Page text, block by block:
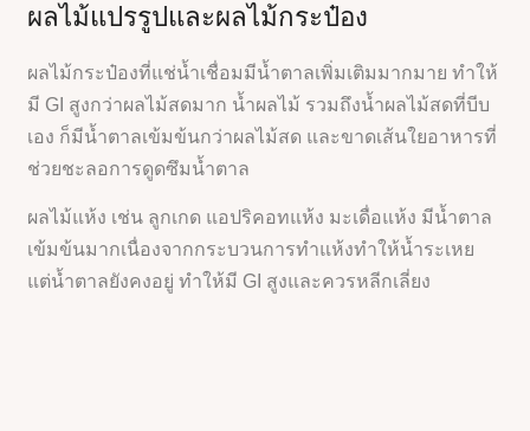
ผลไม้แปรรูปและผลไม้กระป๋อง
ผลไม้กระป๋องที่แช่น้ำเชื่อมมีน้ำตาลเพิ่มเติมมากมาย ทำให้
มี GI สูงกว่าผลไม้สดมาก น้ำผลไม้ รวมถึงน้ำผลไม้สดที่บีบ
เอง ก็มีน้ำตาลเข้มข้นกว่าผลไม้สด และขาดเส้นใยอาหารที่
ช่วยชะลอการดูดซึมน้ำตาล
ผลไม้แห้ง เช่น ลูกเกด แอปริคอทแห้ง มะเดื่อแห้ง มีน้ำตาล
เข้มข้นมากเนื่องจากกระบวนการทำแห้งทำให้น้ำระเหย
แต่น้ำตาลยังคงอยู่ ทำให้มี GI สูงและควรหลีกเลี่ยง